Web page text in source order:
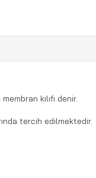
kılıfı denir.
tercih edilmektedir.